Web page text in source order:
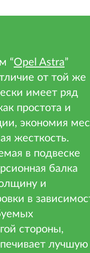
“Opel Astra”
от той же
имеет ряд
простота и
экономия
жесткость.
в подвеске
балка
и
в
стороны,